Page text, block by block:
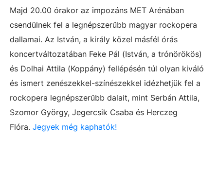
Majd 20.00 órakor az impozáns MET Arénában
csendülnek fel a legnépszerűbb magyar rockopera
dallamai. Az István, a király közel másfél órás
koncertváltozatában Feke Pál (István, a trónörökös)
és Dolhai Attila (Koppány) fellépésén túl olyan kiváló
és ismert zenészekkel-színészekkel idézhetjük fel a
rockopera legnépszerűbb dalait, mint Serbán Attila,
Szomor György, Jegercsik Csaba és Herczeg
Flóra. Jegyek még kaphatók!